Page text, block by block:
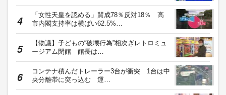
「女性天皇を認める」賛成78％反対18％ 高
市内閣支持率は横ばい62.5%…
【物議】子どもの“破壊行為”相次ぎレトロミュ
ージアム閉館 館長は…
コンテナ積んだトレーラー3台が衝突 1台は中
央分離帯に突っ込む 運…